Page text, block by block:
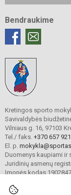
Bendraukime
Kretingos sporto
Savivaldybės
Vilniaus g. 16, 97103
Tel./ faks. +370 657
El. p.
Duomenys kaupiami ir
Juridinių asmenų
Įmonės kodas